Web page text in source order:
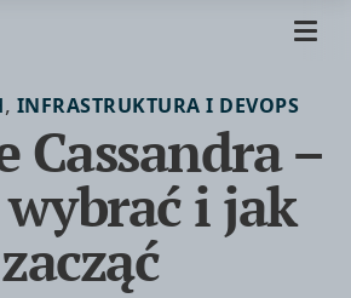
, INFRASTRUKTURA I DEVOPS
Cassandra –
i jak
zacząć